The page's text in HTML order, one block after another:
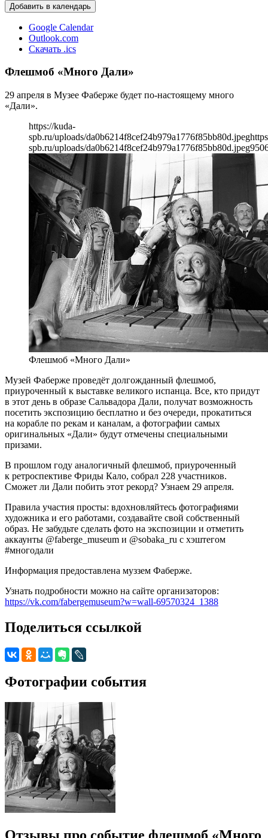
Добавить в календарь
Google Calendar
Outlook.com
Скачать .ics
Флешмоб «Много Дали»
29 апреля в Музее Фаберже будет по-настоящему много
«Дали».
https://kuda-
spb.ru/uploads/da0b6214f8cef24b979a1776f85bb80d.jpeg
spb.ru/uploads/da0b6214f8cef24b979a1776f85bb80d.jpeg950
Флешмоб «Много Дали»
Музей Фаберже проведёт долгожданный флешмоб,
приуроченный к выставке великого испанца. Все, кто придут
в этот день в образе Сальвадора Дали, получат возможность
посетить экспозицию бесплатно и без очереди, прокатиться
на корабле по рекам и каналам, а фотографии самых
оригинальных «Дали» будут отмечены специальными
призами.
В прошлом году аналогичный флешмоб, приуроченный
к ретроспективе Фриды Кало, собрал 228 участников.
Сможет ли Дали побить этот рекорд? Узнаем 29 апреля.
Правила участия просты: вдохновляйтесь фотографиями
художника и его работами, создавайте свой собственный
образ. Не забудьте сделать фото на экспозиции и отметить
аккаунты @faberge_museum и @sobaka_ru с хэштегом
#многодали
Информация предоставлена муззем Фаберже.
Узнать подробности можно на сайте организаторов:
https://vk.com/fabergemuseum?w=wall-69570324_1388
Поделиться ссылкой
Фотографии события
Отзывы про событие флешмоб «Много